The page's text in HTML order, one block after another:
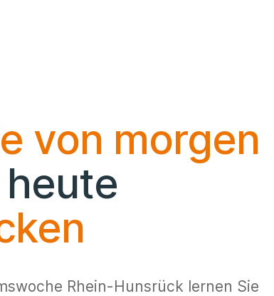
von morgen
Rhein-Hunsrück lernen Sie